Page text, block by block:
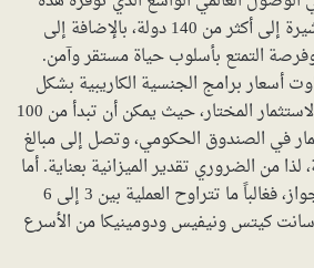
الجوازات للسفر بدون تأشيرة إلى أكثر من 140 دولة، بالإضافة إلى
وفرصة التمتع بأسلوب حياة مستقر وآمن.
أسعار برامج الجنسية الكاريبية بشكل
كبير حسب الدولة ونوع الاستثمار المختار، حيث يمكن أن تبدأ من 100
في الصندوق الحكومي، وتصل إلى مبالغ
لذا من الضروري تقدير الميزانية بعناية. أما
عن مدة الحصول على الجواز، فغالباً ما تتراوح العملية بين 3 إلى 6
كيتس ونيفيس ودومينيكا من الأسرع